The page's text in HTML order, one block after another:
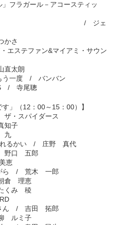
フラガール－アコースティッ
ェ
さ
ステファン&マイアミ・サウン
太朗
う一度 / バンバン
/ 寺尾聰
」（12：00～15：00）】
・スパイダース
子
九
れるかい / 庄野 真代
野口 五郎
恵
ら / 荒木 一郎
倉 理恵
くみ 稜
さん / 吉田 拓郎
ルミ子